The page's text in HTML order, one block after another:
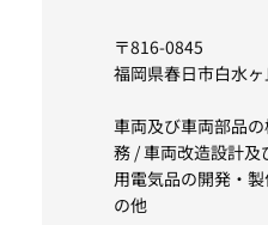
〒816-0845
福岡県春日市白水
車両及び車両部品
務 / 車両改造設計
用電気品の開発・
の他